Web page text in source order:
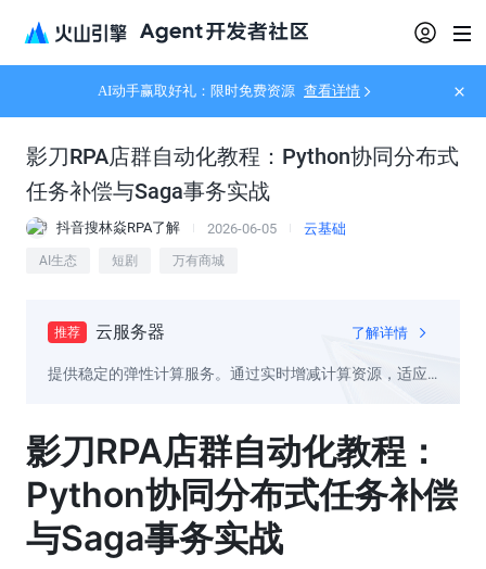
AI动手赢取好礼：限时免费资源 查看详情
影刀RPA店群自动化教程：Python协同分布式
任务补偿与Saga事务实战
抖音搜林焱RPA了解 2026-06-05 云基础
AI生态 短剧 万有商城
推荐 云服务器 了解详情
提供稳定的弹性计算服务。通过实时增减计算资源，适应
影刀RPA店群自动化教程：
Python协同分布式任务补偿
与Saga事务实战